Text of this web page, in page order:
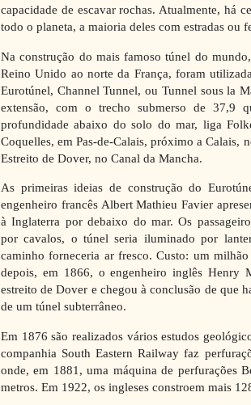
capacidade de escavar rochas. Atualmente, há
todo o planeta, a maioria deles com estradas ou
Na construção do mais famoso túnel do
Reino Unido ao norte da França, foram
Eurotúnel, Channel Tunnel, ou Tunnel sous la
extensão, com o trecho submerso de 37,9
profundidade abaixo do solo do mar, liga
Coquelles, em Pas-de-Calais, próximo a Calais,
Estreito de Dover, no Canal da Mancha.
As primeiras ideias de construção do
engenheiro francês Albert Mathieu Favier
à Inglaterra por debaixo do mar. Os
por cavalos, o túnel seria iluminado por
caminho forneceria ar fresco. Custo: um
depois, em 1866, o engenheiro inglês Henry
estreito de Dover e chegou à conclusão de que
de um túnel subterrâneo.
Em 1876 são realizados vários estudos
companhia South Eastern Railway faz
onde, em 1881, uma máquina de perfurações
metros. Em 1922, os ingleses constroem mais